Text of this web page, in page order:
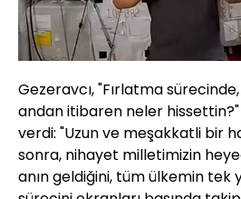
Gezeravcı, "Fırlatma
andan itibaren neler hissettin?"
verdi: "Uzun ve meşakkatli bir
sonra, nihayet milletimizin
anın geldiğini, tüm ülkemin tek